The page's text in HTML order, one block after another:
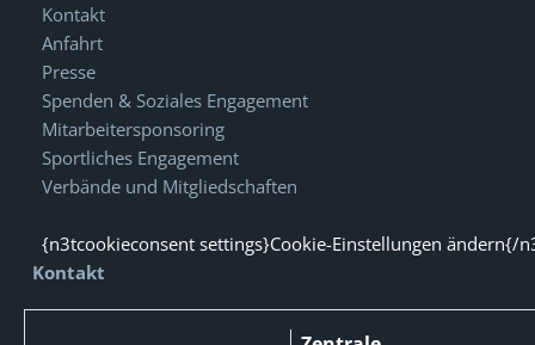
Kontakt
Anfahrt
Presse
Spenden & Soziales Engagement
Mitarbeitersponsoring
Sportliches Engagement
Verbände und Mitgliedschaften
{n3tcookieconsent settings}Cookie-Einstellungen ändern{/
Kontakt